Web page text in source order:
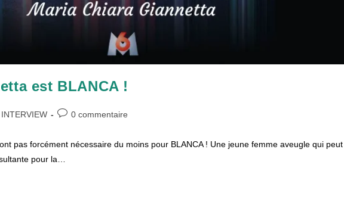
est BLANCA !
INTERVIEW
Commentaires
0 commentaire
pas forcément nécessaire du moins pour BLANCA ! Une jeune femme aveugle qui peut
pour la…